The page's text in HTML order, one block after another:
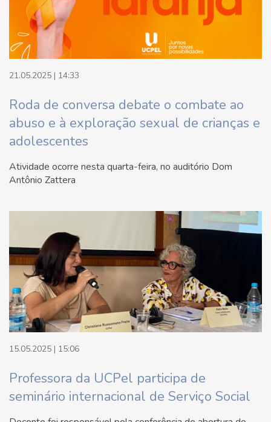
21.05.2025 | 14:33
Roda de conversa debate o combate ao
abuso e à exploração sexual de crianças e
adolescentes
Atividade ocorre nesta quarta-feira, no auditório Dom
Antônio Zattera
15.05.2025 | 15:06
Professora da UCPel participa de
seminário internacional de Serviço Social